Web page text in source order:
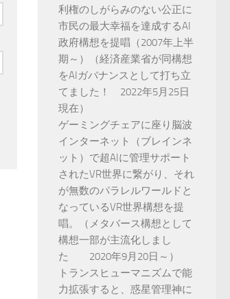
利権のしがらみのない公正に
市民の最大幸福を達成するAI
政府構想を提唱（2007年上半
期～）（経済産業省が同構想
をAIガバナンスとして打ち立
てました！ 2022年5月25日
現在）
ゲーミングチェアに座り脳波
インターネット（ブレインネ
ット）で超AIに管理サポート
されたVR世界に繋がり、それ
が無数のパラレルワールドと
なっているVR世界構想を提
唱。（メタバース構想として
構想一部が主流化しまし
た 2020年9月20日～）
トランスヒューマニズムで能
力拡張すると、惑星管理神に